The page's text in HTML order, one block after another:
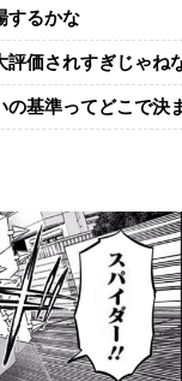
するかな
価されすぎじゃね
の基準ってどこで決